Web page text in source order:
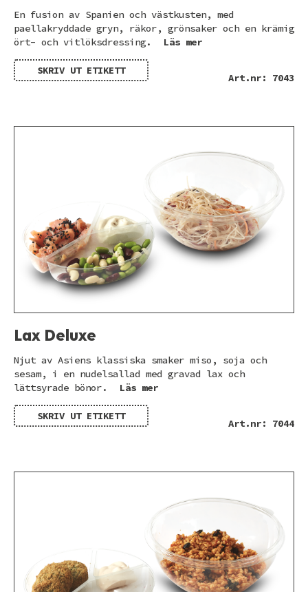
En fusion av Spanien och västkusten, med
paellakryddade gryn, räkor, grönsaker och en krämig
ört- och vitlöksdressing.
Läs mer
SKRIV UT ETIKETT
Art.nr: 7043
Lax Deluxe
Njut av Asiens klassiska smaker miso, soja och
sesam, i en nudelsallad med gravad lax och
lättsyrade bönor.
Läs mer
SKRIV UT ETIKETT
Art.nr: 7044